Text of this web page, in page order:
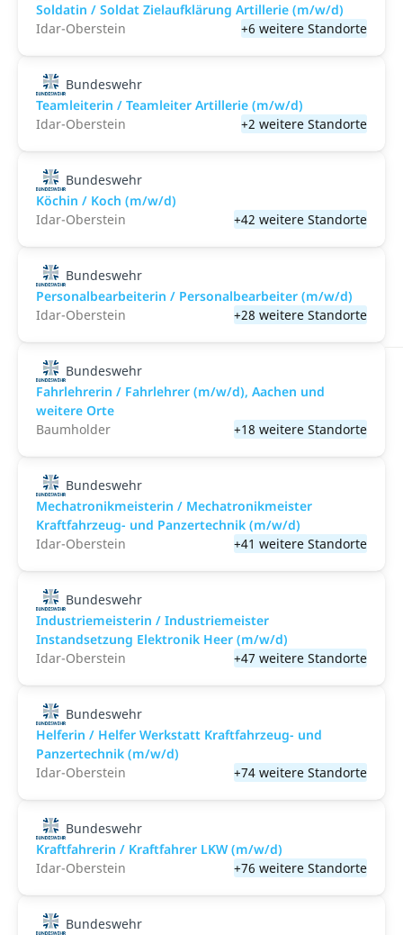
Soldatin / Soldat Zielaufklärung Artillerie (m/w/d)
Idar-Oberstein
+6 weitere Standorte
Bundeswehr
Teamleiterin / Teamleiter Artillerie (m/w/d)
Idar-Oberstein
+2 weitere Standorte
Bundeswehr
Köchin / Koch (m/w/d)
Idar-Oberstein
+42 weitere Standorte
Bundeswehr
Personalbearbeiterin / Personalbearbeiter (m/w/d)
Idar-Oberstein
+28 weitere Standorte
Bundeswehr
Fahrlehrerin / Fahrlehrer (m/w/d), Aachen und
weitere Orte
Baumholder
+18 weitere Standorte
Bundeswehr
Mechatronikmeisterin / Mechatronikmeister
Kraftfahrzeug- und Panzertechnik (m/w/d)
Idar-Oberstein
+41 weitere Standorte
Bundeswehr
Industriemeisterin / Industriemeister
Instandsetzung Elektronik Heer (m/w/d)
Idar-Oberstein
+47 weitere Standorte
Bundeswehr
Helferin / Helfer Werkstatt Kraftfahrzeug- und
Panzertechnik (m/w/d)
Idar-Oberstein
+74 weitere Standorte
Bundeswehr
Kraftfahrerin / Kraftfahrer LKW (m/w/d)
Idar-Oberstein
+76 weitere Standorte
Bundeswehr